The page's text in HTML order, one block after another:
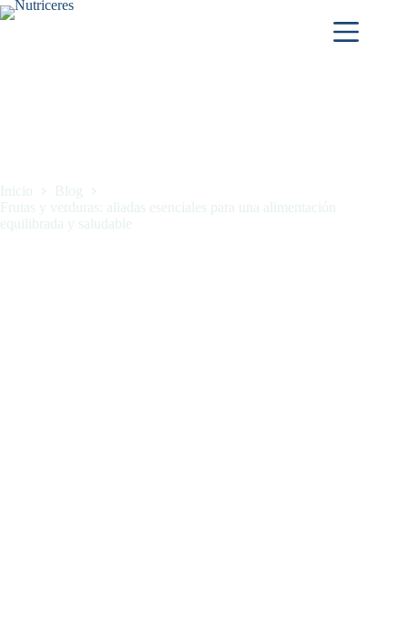
Inicio
Blog
Frutas y verduras: aliadas esenciales para una alimentación
equilibrada y saludable